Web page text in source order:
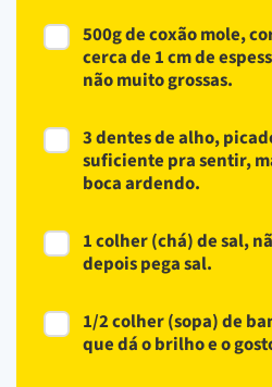
500g de coxão mole,
cerca de 1 cm de
não muito grossas.
3 dentes de alho,
suficiente pra sentir,
boca ardendo.
1 colher (chá) de sal,
depois pega sal.
1/2 colher (sopa) de
que dá o brilho e o